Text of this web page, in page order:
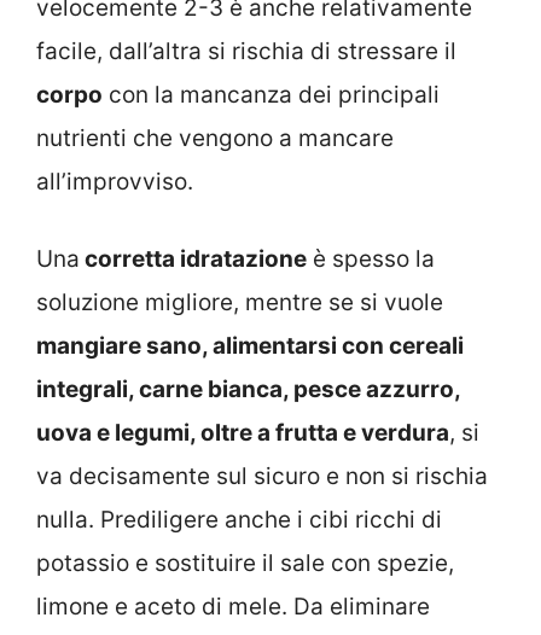
velocemente 2-3 è anche relativamente
facile, dall’altra si rischia di stressare il
corpo con la mancanza dei principali
nutrienti che vengono a mancare
all’improvviso.
Una corretta idratazione è spesso la
soluzione migliore, mentre se si vuole
mangiare sano, alimentarsi con cereali
integrali, carne bianca, pesce azzurro,
uova e legumi, oltre a frutta e verdura, si
va decisamente sul sicuro e non si rischia
nulla. Prediligere anche i cibi ricchi di
potassio e sostituire il sale con spezie,
limone e aceto di mele. Da eliminare